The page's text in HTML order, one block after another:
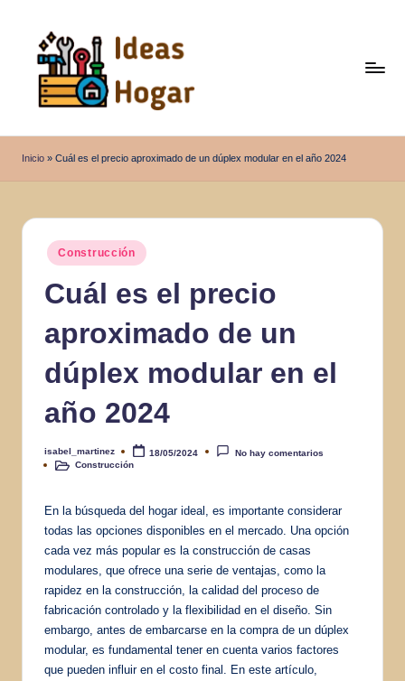
contenido
d
e
a
Inicio » Cuál es el precio aproximado de un dúplex modular en el año 2024
Publicado
en
Construcción
Cuál es el precio
aproximado de un
dúplex modular en el
año 2024
Publicado
por
isabel_martinez 18/05/2024
No hay comentarios
PublicadoConstrucción
En la búsqueda del hogar ideal, es importante considerar
todas las opciones disponibles en el mercado. Una opción
cada vez más popular es la construcción de casas
modulares, que ofrece una serie de ventajas, como la
rapidez en la construcción, la calidad del proceso de
fabricación controlado y la flexibilidad en el diseño. Sin
embargo, antes de embarcarse en la compra de un dúplex
modular, es fundamental tener en cuenta varios factores
que pueden influir en el costo final. En este artículo,